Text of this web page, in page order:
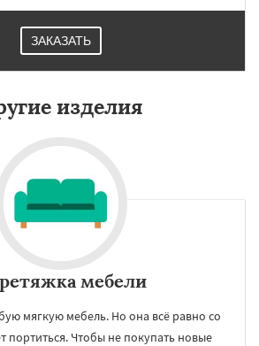
ЗАКАЗАТЬ
изделия
мебели
мягкую мебель. Но она всё равно со
портиться. Чтобы не покупать новые